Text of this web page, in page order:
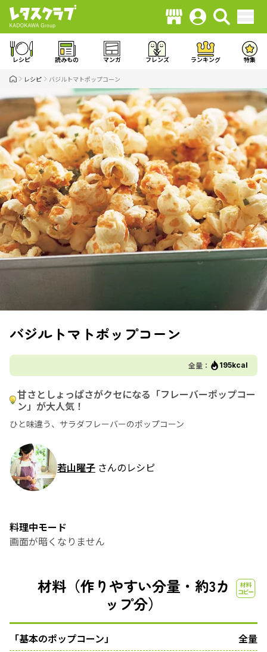
レシピ 読みもの マンガ フレンズ ランキング 特集
レシピ バジルトマトポップコーン
バジルトマトポップコーン
全量： 195kcal
甘さとしょっぱさがクセになる「フレーバーポップコー
ン」が大人気！
ひと味違う、サラダフレーバーのポップコーン
若山曜子 さんのレシピ
料理中モード
画面が暗くなりません
材料（作りやすい分量・約3カ
ップ分）
「基本のポップコーン」
全量